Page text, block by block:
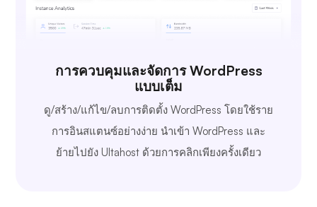
การควบคุมและจัดการ WordPress
แบบเต็ม
ดู/สร้าง/แก้ไข/ลบการติดตั้ง WordPress โดยใช้ราย
การอินสแตนซ์อย่างง่าย นำเข้า WordPress และ
ย้ายไปยัง Ultahost ด้วยการคลิกเพียงครั้งเดียว